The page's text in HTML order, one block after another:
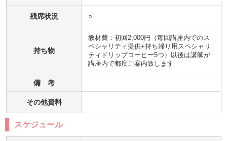
残席状況 ○
持ち物
教材費：初回2,000円（毎回講座内でのス
ペシャリティ提供+持ち帰り用スペシャリ
ティドリップコーヒー5つ）以後は講師が
講座内で都度ご案内致します
備 考
その他資料
スケジュール